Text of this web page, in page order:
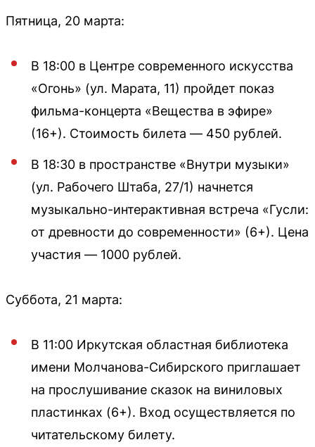
Пятница, 20 марта:
В 18:00 в Центре современного искусства
«Огонь» (ул. Марата, 11) пройдет показ
фильма-концерта «Вещества в эфире»
(16+). Стоимость билета — 450 рублей.
В 18:30 в пространстве «Внутри музыки»
(ул. Рабочего Штаба, 27/1) начнется
музыкально-интерактивная встреча «Гусли:
от древности до современности» (6+). Цена
участия — 1000 рублей.
Суббота, 21 марта:
В 11:00 Иркутская областная библиотека
имени Молчанова-Сибирского приглашает
на прослушивание сказок на виниловых
пластинках (6+). Вход осуществляется по
читательскому билету.